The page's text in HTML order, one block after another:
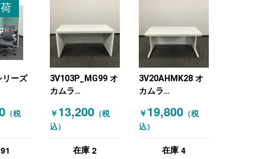
リーズ
平机・
ク
1人
（税
91
3V103P_MG99 オ
カムラ
机・平デスク
W1400 ホワイト
￥13,200（税
込）
在庫 2
3V20AHMK28 オ
カムラ
机・平デスク
W1400 ホワイト
￥19,800（税
込）
在庫 4